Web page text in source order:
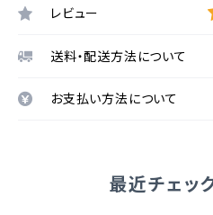
レビュー
送料・配送方法について
お支払い方法について
最近チェッ